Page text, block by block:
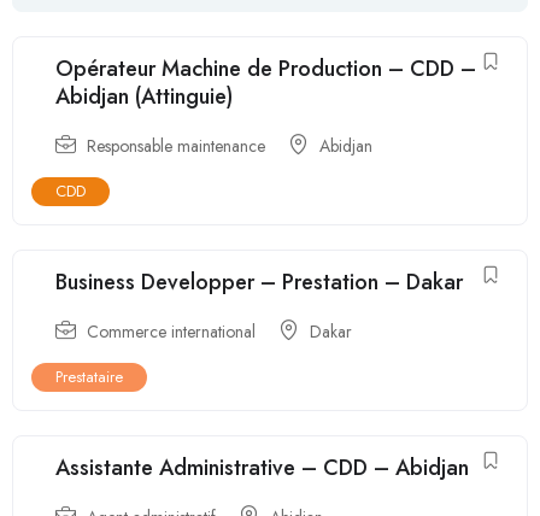
Opérateur Machine de Production – CDD –
Abidjan (Attinguie)
Responsable maintenance Abidjan
CDD
Business Developper – Prestation – Dakar
Commerce international Dakar
Prestataire
Assistante Administrative – CDD – Abidjan